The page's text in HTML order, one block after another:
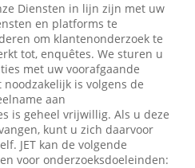
Diensten in lijn zijn met uw
en platforms te
om klantenonderzoek te
tot, enquêtes. We sturen u
met uw voorafgaande
is volgens de
aan
is geheel vrijwillig. Als u deze
kunt u zich daarvoor
JET kan de volgende
voor onderzoeksdoeleinden: